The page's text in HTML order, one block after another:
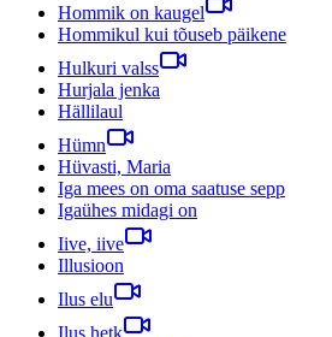
Hommik on kaugel
Hommikul kui tõuseb päikene
Hulkuri valss
Hurjala jenka
Hällilaul
Hümn
Hüvasti, Maria
Iga mees on oma saatuse sepp
Igaühes midagi on
Iive, iive
Illusioon
Ilus elu
Ilus hetk